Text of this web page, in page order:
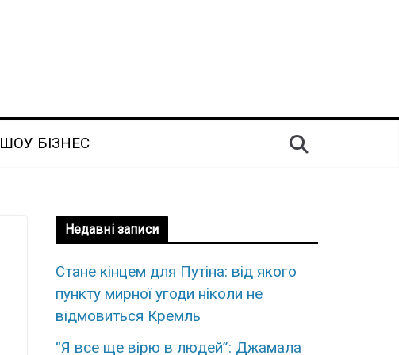
ШОУ БІЗНЕС
Недавні записи
Стане кінцем для Путіна: від якого
пункту мирної угоди ніколи не
відмовиться Кремль
“Я все ще вірю в людей”: Джамала